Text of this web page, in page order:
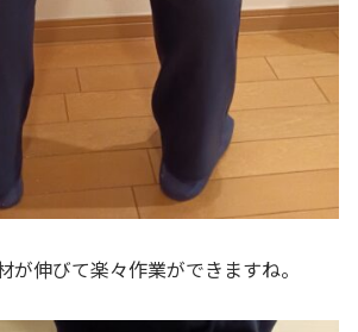
が伸びて楽々作業ができますね。